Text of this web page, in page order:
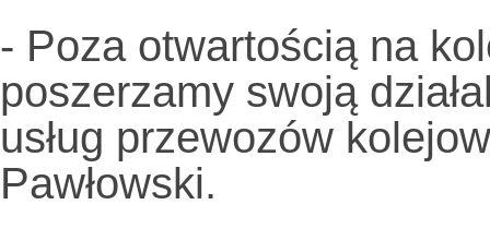
- Poza otwartością na
poszerzamy swoją
usług przewozów
Pawłowski.